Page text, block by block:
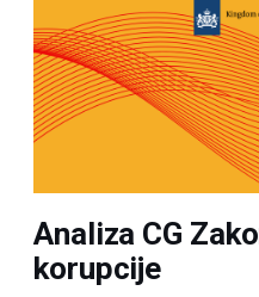
Analiza CG
korupcije